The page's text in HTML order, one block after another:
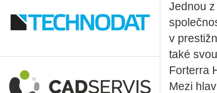
Jednou
v
také
Forterra
Mezi